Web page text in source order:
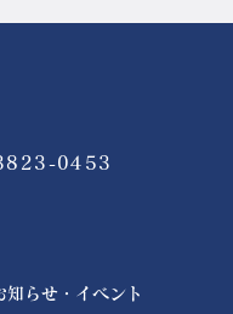
0453
知らせ・イベント